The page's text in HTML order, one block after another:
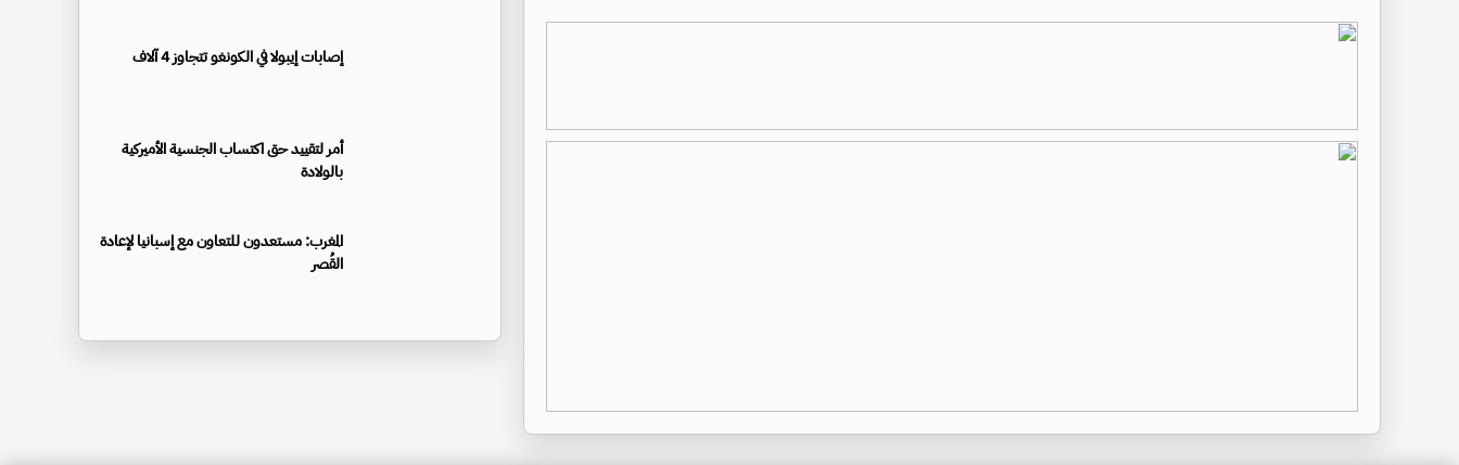
إصابات إيبولا في الكونغو تتجاوز 4 آلاف
أمر لتقييد حق اكتساب الجنسية الأميركية
بالولادة
المغرب: مستعدون للتعاون مع إسبانيا لإعادة
القُصر